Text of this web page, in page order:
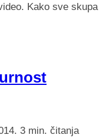
Kako sve skupa
3 min. čitanja